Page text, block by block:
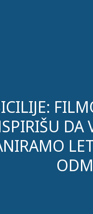
DA